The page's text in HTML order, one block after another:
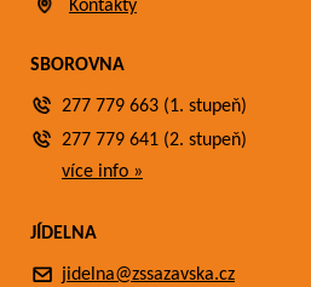
Kontakty
SBOROVNA
277 779 663 (1. stupeň)
277 779 641 (2. stupeň)
více info »
JÍDELNA
jidelna@zssazavska.cz